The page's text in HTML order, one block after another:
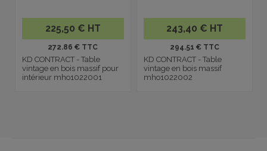
225,50 € HT
272.86 € TTC
KD CONTRACT - Table
vintage en bois massif pour
intérieur mho1022001
243,40 € HT
294.51 € TTC
KD CONTRACT - Table
vintage en bois massif
mho1022002